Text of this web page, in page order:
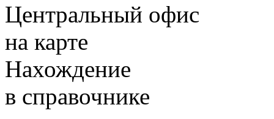
Центральный офис
на карте
Нахождение
в справочнике